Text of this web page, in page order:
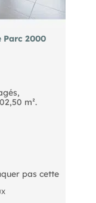
Parc 2000
m².